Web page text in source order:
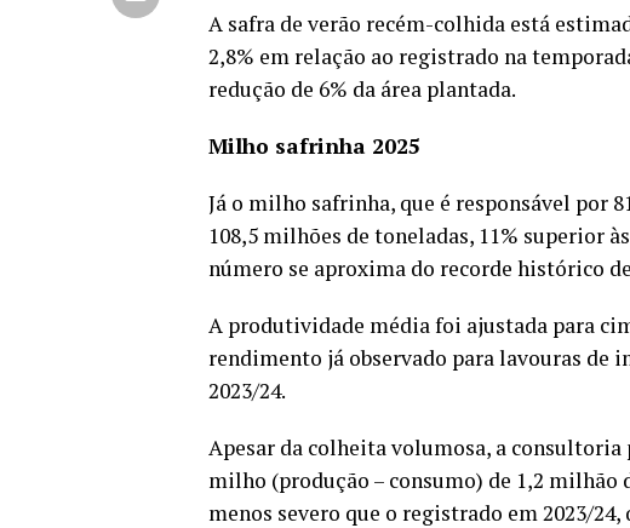
A safra de verão recém-colhida está
2,8% em relação ao registrado na
redução de 6% da área plantada.
Milho safrinha 2025
Já o milho safrinha, que é responsável por
108,5 milhões de toneladas, 11% superior
número se aproxima do recorde histórico
A produtividade média foi ajustada para
rendimento já observado para lavouras de
2023/24.
Apesar da colheita volumosa, a
milho (produção – consumo) de 1,2
menos severo que o registrado em 2023/